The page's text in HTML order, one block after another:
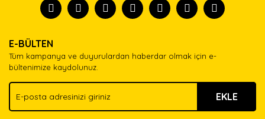
Ürün açıklamasında eksik bilgiler bulunuyor.
Ürün bilgilerinde hatalar bulunuyor.
Ürün fiyatı diğer sitelerden daha pahalı.
Bu ürüne benzer farklı alternatifler olmalı.
E-BÜLTEN
Tüm kampanya ve duyurulardan haberdar olmak için e-
bültenimize kaydolunuz.
EKLE